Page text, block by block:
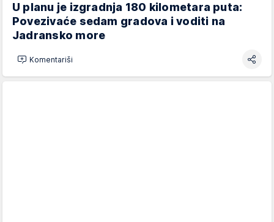
U planu je izgradnja 180 kilometara puta:
Povezivaće sedam gradova i voditi na
Jadransko more
Komentariši